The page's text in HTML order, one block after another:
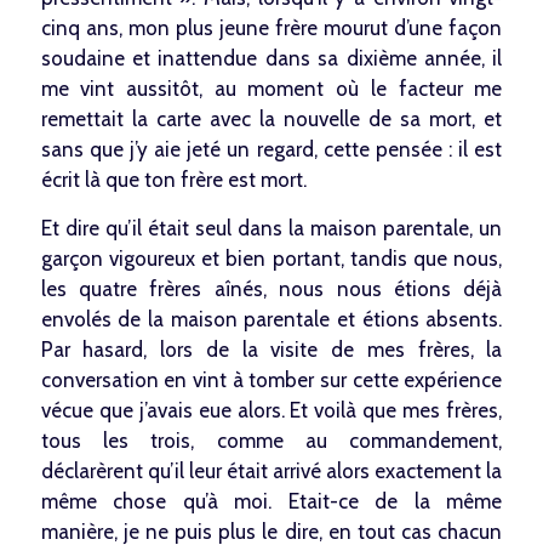
cinq ans, mon plus jeune frère mourut d’une façon
soudaine et inattendue dans sa dixième année, il
me vint aussitôt, au moment où le facteur me
remettait la carte avec la nouvelle de sa mort, et
sans que j’y aie jeté un regard, cette pensée : il est
écrit là que ton frère est mort.
Et dire qu’il était seul dans la maison parentale, un
garçon vigoureux et bien portant, tandis que nous,
les quatre frères aînés, nous nous étions déjà
envolés de la maison parentale et étions absents.
Par hasard, lors de la visite de mes frères, la
conversation en vint à tomber sur cette expérience
vécue que j’avais eue alors. Et voilà que mes frères,
tous les trois, comme au commandement,
déclarèrent qu’il leur était arrivé alors exactement la
même chose qu’à moi. Etait-ce de la même
manière, je ne puis plus le dire, en tout cas chacun